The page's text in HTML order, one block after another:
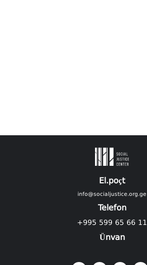
El.poçt
info@socialjustice.org.ge
Telefon
+995 599 65 66 11
Ünvan